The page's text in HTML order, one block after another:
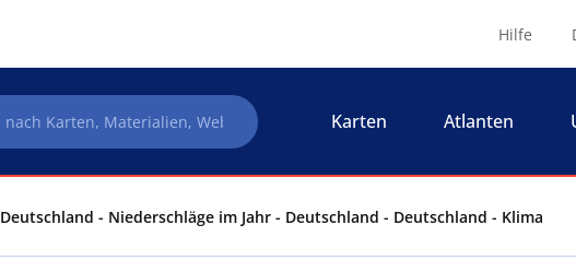
Hilfe
Karten Atlanten
Deutschland - Niederschläge im Jahr - Deutschland - Deutschland - Klima